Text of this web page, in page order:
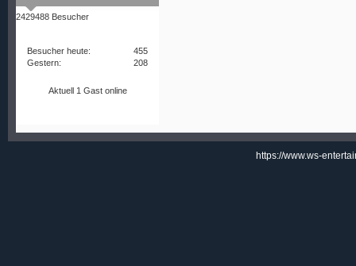
2429488 Besucher
Besucher heute:
455
Gestern:
208
Aktuell 1 Gast online
https://www.ws-